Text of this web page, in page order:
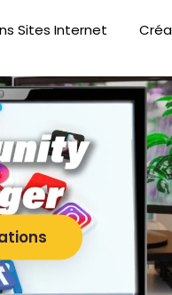
Sites Internet